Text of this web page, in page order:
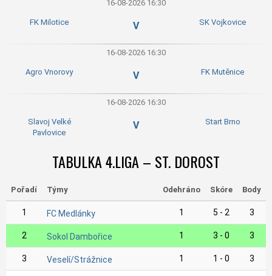
16-08-2026 16:30
FK Milotice V SK Vojkovice
16-08-2026 16:30
Agro Vnorovy V FK Mutěnice
16-08-2026 16:30
Slavoj Velké
Pavlovice
V Start Brno
TABULKA 4.LIGA – ST. DOROST
Pořadí Týmy Odehráno Skóre Body
1 FC Medlánky 1 5 - 2 3
2 Sokol Dambořice 1 3 - 0 3
3 Veselí/Strážnice 1 1 - 0 3